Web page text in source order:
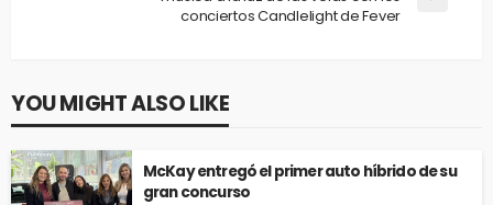
conciertos Candlelight de Fever
YOU MIGHT ALSO LIKE
McKay entregó el primer auto híbrido de su
gran concurso